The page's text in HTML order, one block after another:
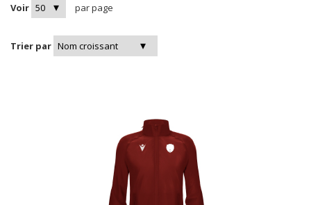
Voir par page
Trier par